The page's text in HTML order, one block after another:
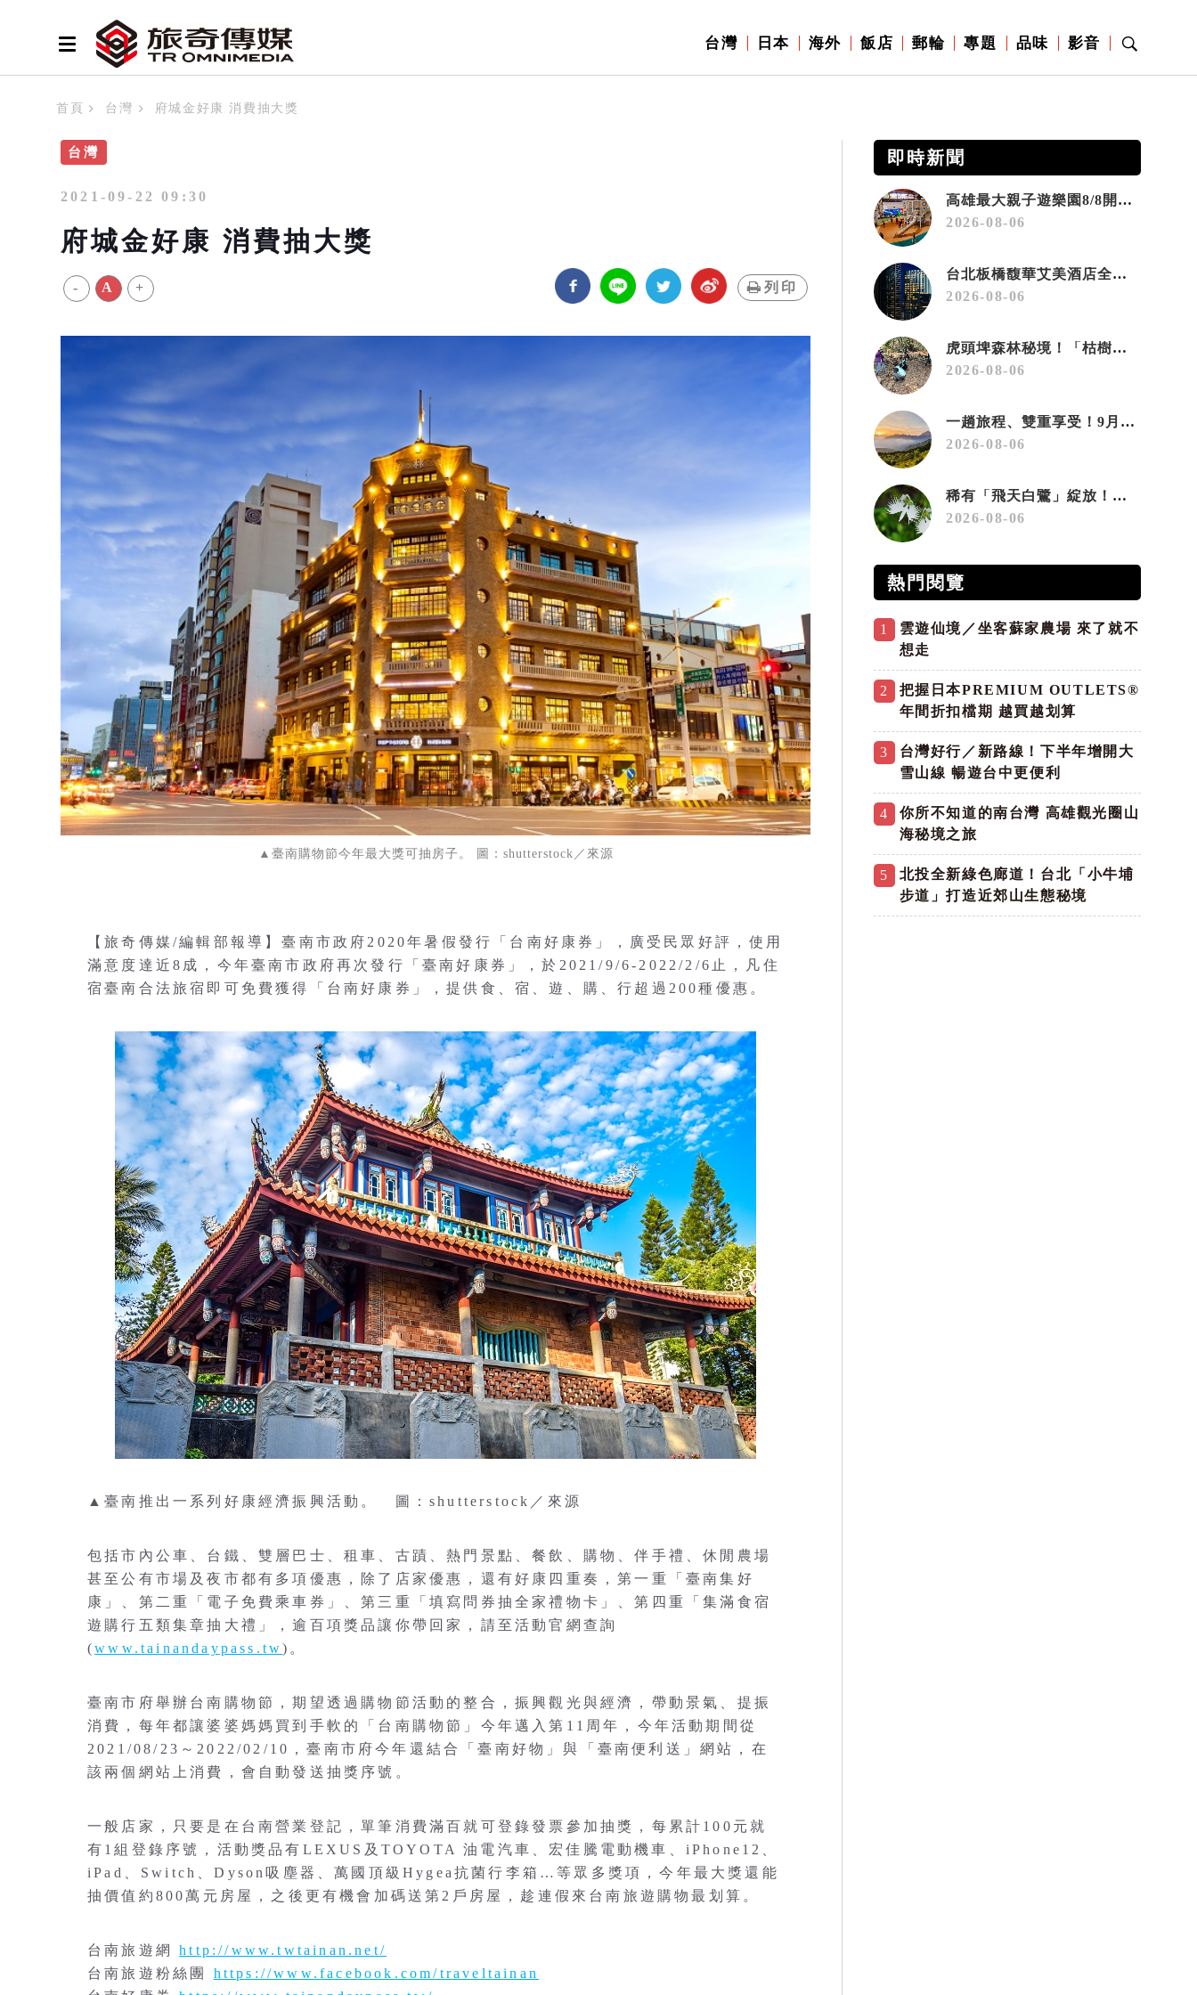
台灣 日本 海外 飯店 郵輪 專題 品味 影音
首頁 台灣 府城金好康 消費抽大獎
台灣
2021-09-22 09:30
府城金好康 消費抽大獎
- A + 列印
▲臺南購物節今年最大獎可抽房子。 圖：shutterstock／來源
【旅奇傳媒/編輯部報導】臺南市政府2020年暑假發行「台南好康券」，廣受民眾好評，使用
滿意度達近8成，今年臺南市政府再次發行「臺南好康券」，於2021/9/6-2022/2/6止，凡住
宿臺南合法旅宿即可免費獲得「台南好康券」，提供食、宿、遊、購、行超過200種優惠。
▲臺南推出一系列好康經濟振興活動。 圖：shutterstock／來源
包括市內公車、台鐵、雙層巴士、租車、古蹟、熱門景點、餐飲、購物、伴手禮、休閒農場
甚至公有市場及夜市都有多項優惠，除了店家優惠，還有好康四重奏，第一重「臺南集好
康」、第二重「電子免費乘車券」、第三重「填寫問券抽全家禮物卡」、第四重「集滿食宿
遊購行五類集章抽大禮」，逾百項獎品讓你帶回家，請至活動官網查詢
(www.tainandaypass.tw)。
臺南市府舉辦台南購物節，期望透過購物節活動的整合，振興觀光與經濟，帶動景氣、提振
消費，每年都讓婆婆媽媽買到手軟的「台南購物節」今年邁入第11周年，今年活動期間從
2021/08/23～2022/02/10，臺南市府今年還結合「臺南好物」與「臺南便利送」網站，在
該兩個網站上消費，會自動發送抽獎序號。
一般店家，只要是在台南營業登記，單筆消費滿百就可登錄發票參加抽獎，每累計100元就
有1組登錄序號，活動獎品有LEXUS及TOYOTA 油電汽車、宏佳騰電動機車、iPhone12、
iPad、Switch、Dyson吸塵器、萬國頂級Hygea抗菌行李箱…等眾多獎項，今年最大獎還能
抽價值約800萬元房屋，之後更有機會加碼送第2戶房屋，趁連假來台南旅遊購物最划算。
台南旅遊網http://www.twtainan.net/
台南旅遊粉絲團 https://www.facebook.com/traveltainan
即時新聞
高雄最大親子遊樂園8/8開幕！30項設施免費玩、YOYO家族嗨翻暑假
2026-08-06
台北板橋馥華艾美酒店全新開幕 感官藝術策展打造旅居新風格
2026-08-06
虎頭埤森林秘境！「枯樹籬步道」生態復育有成 走進大自然生命教室
2026-08-06
一趟旅程、雙重享受！9月住宿合歡山 順遊奧萬大10元優惠入園
2026-08-06
稀有「飛天白鷺」綻放！神戶六甲高山植物園「鷺草」珍貴現身
2026-08-06
熱門閱覽
1
雲遊仙境／坐客蘇家農場 來了就不
想走
2
把握日本PREMIUM OUTLETS®
年間折扣檔期 越買越划算
3
台灣好行／新路線！下半年增開大
雪山線 暢遊台中更便利
4
你所不知道的南台灣 高雄觀光圈山
海秘境之旅
5
北投全新綠色廊道！台北「小牛埔
步道」打造近郊山生態秘境